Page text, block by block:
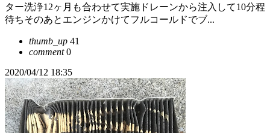
ター洗浄12ヶ月も合わせて実施ドレーンから注入して10分程
待ちそのあとエンジンかけてフルコールドでブ...
thumb_up 41
comment0
2020/04/12 18:35